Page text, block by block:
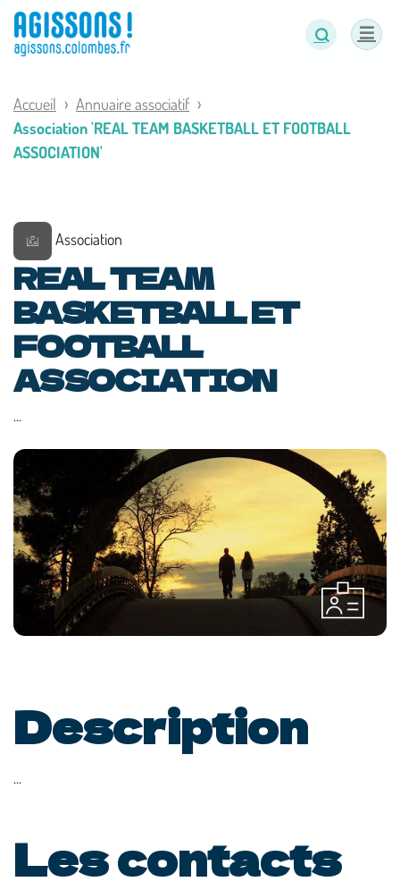
Accueil
Annuaire associatif
Association 'REAL TEAM BASKETBALL ET FOOTBALL
ASSOCIATION'
Association
REAL TEAM
BASKETBALL ET
FOOTBALL
ASSOCIATION
...
Description
...
Les contacts
Panneau de gestion des cookies